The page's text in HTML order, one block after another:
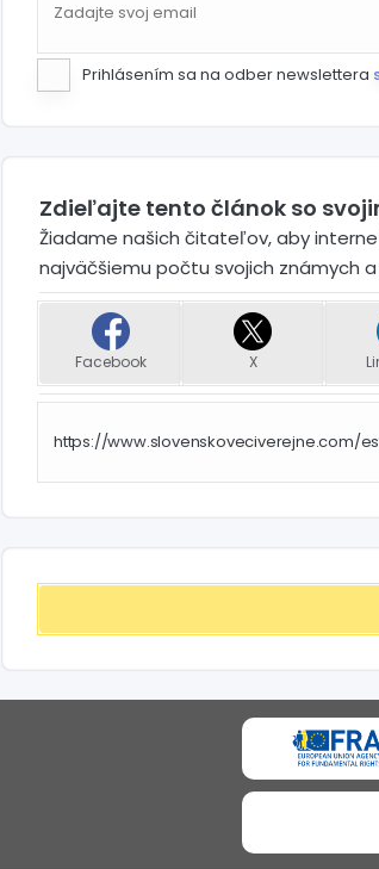
Prihlásením sa na odber newslettera
Zdieľajte tento článok so
Žiadame našich čitateľov, aby
najväčšiemu počtu svojich známych
Facebook X
https://